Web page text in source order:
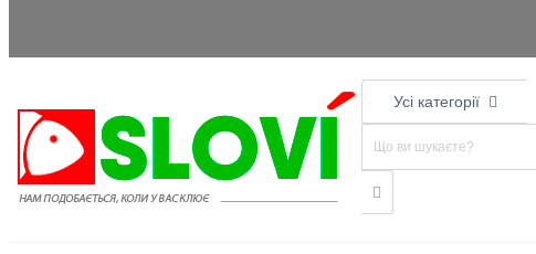
Усі категорії